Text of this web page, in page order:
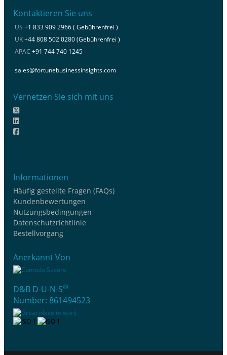
Kontaktieren Sie uns
US +1 833 909 2966 ( Gebührenfrei )
UK+44 808 502 0280 (Gebührenfrei )
APAC +91 744 740 1245
sales@fortunebusinessinsights.com
Vernetzen Sie sich mit uns
Informationen
Häufig gestellte Fragen (FAQs)
Kundenbewertungen
Nutzungsbedingungen
Datenschutzrichtlinie
Bestellvorgang
Anerkannt Von
D&B D-U-N-S®
Number: 861494523